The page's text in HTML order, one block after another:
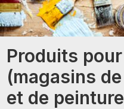
Produits
(magasins
et de